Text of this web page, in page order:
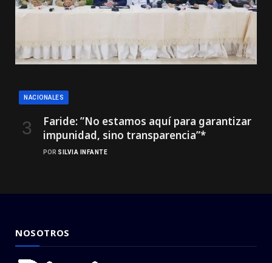
NACIONALES
Faride: ”No estamos aquí para garantizar
impunidad, sino transparencia”*
POR SILVIA INFANTE
NOSOTROS